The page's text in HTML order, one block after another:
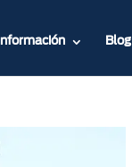
Información Blog